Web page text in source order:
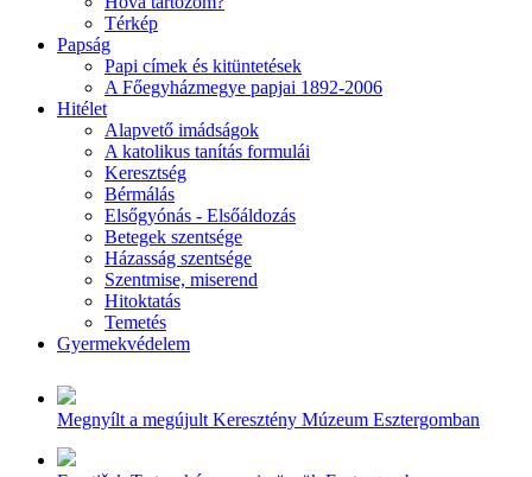
Térkép
Papság
Papi címek és kitüntetések
A Főegyházmegye papjai 1892-2006
Hitélet
Alapvető imádságok
A katolikus tanítás formulái
Keresztség
Bérmálás
Elsőgyónás - Elsőáldozás
Betegek szentsége
Házasság szentsége
Szentmise, miserend
Hitoktatás
Temetés
Gyermekvédelem
Megnyílt a megújult Keresztény Múzeum Esztergomban